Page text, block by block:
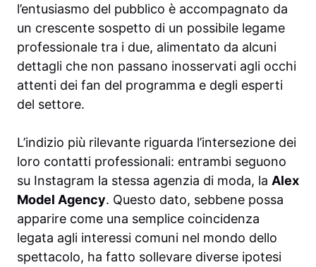
l’entusiasmo del pubblico è accompagnato da
un crescente sospetto di un possibile legame
professionale tra i due, alimentato da alcuni
dettagli che non passano inosservati agli occhi
attenti dei fan del programma e degli esperti
del settore.
L’indizio più rilevante riguarda l’intersezione dei
loro contatti professionali: entrambi seguono
su Instagram la stessa agenzia di moda, la Alex
Model Agency. Questo dato, sebbene possa
apparire come una semplice coincidenza
legata agli interessi comuni nel mondo dello
spettacolo, ha fatto sollevare diverse ipotesi